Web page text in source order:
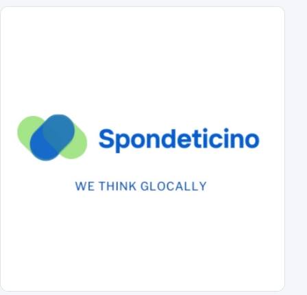
Primo Turno C.Italia Serie C: AlcioneMilano-Novara
chi passa giocherà in casa contro la vincente di Livorno-Reggiana
DS Boveri "Avvio impegnativo, ci faremo trovare pronti"